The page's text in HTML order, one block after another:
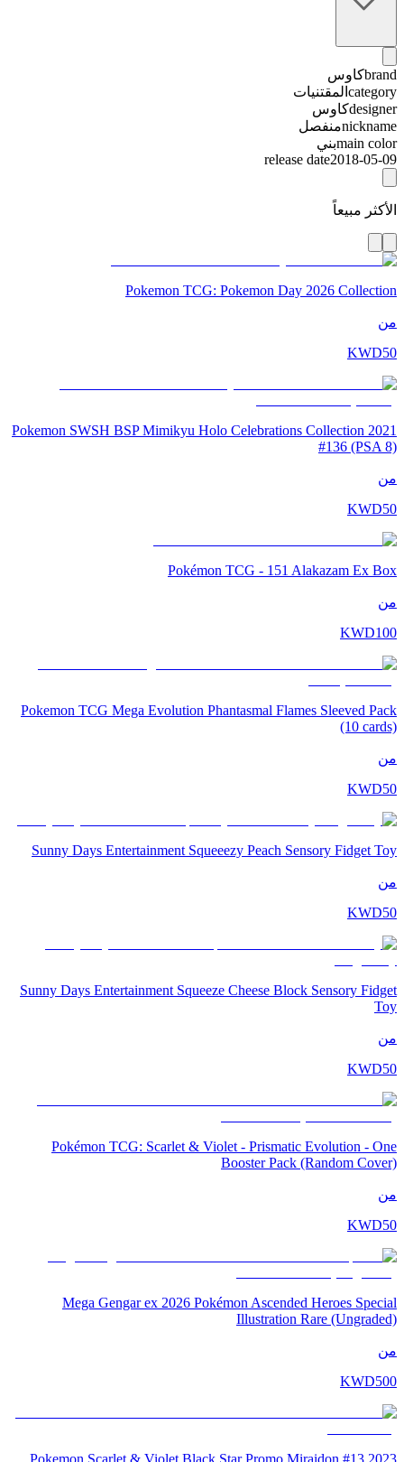
brandكاوس
category المقتنيات
designerكاوس
nicknameمنفصل
main colorبني
release date2018-05-09
الأكثر مبيعاً
Pokemon TCG: Pokemon Day 2026 Collection
من
KWD50
2021 Pokemon SWSH BSP Mimikyu Holo Celebrations Collection
#136 (PSA 8)
من
KWD50
Pokémon TCG - 151 Alakazam Ex Box
من
KWD100
Pokemon TCG Mega Evolution Phantasmal Flames Sleeved Pack
(10 cards)
من
KWD50
Sunny Days Entertainment Squeeezy Peach Sensory Fidget Toy
من
KWD50
Sunny Days Entertainment Squeeze Cheese Block Sensory Fidget
Toy
من
KWD50
Pokémon TCG: Scarlet & Violet - Prismatic Evolution - One
Booster Pack (Random Cover)
من
KWD50
Mega Gengar ex 2026 Pokémon Ascended Heroes Special
Illustration Rare (Ungraded)
من
KWD500